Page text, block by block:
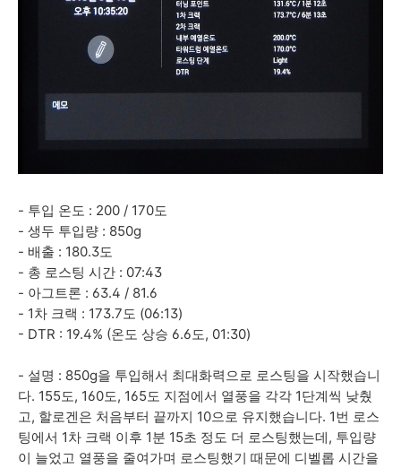
- 투입 온도 : 200 / 170도
- 생두 투입량 : 850g
- 배출 : 180.3도
- 총 로스팅 시간 : 07:43
- 아그트론 : 63.4 / 81.6
- 1차 크랙 : 173.7도 (06:13)
- DTR : 19.4% (온도 상승 6.6도, 01:30)
- 설명 : 850g을 투입해서 최대화력으로 로스팅을 시작했습니
다. 155도, 160도, 165도 지점에서 열풍을 각각 1단계씩 낮췄
고, 할로겐은 처음부터 끝까지 10으로 유지했습니다. 1번 로스
팅에서 1차 크랙 이후 1분 15초 정도 더 로스팅했는데, 투입량
이 늘었고 열풍을 줄여가며 로스팅했기 때문에 디벨롭 시간을